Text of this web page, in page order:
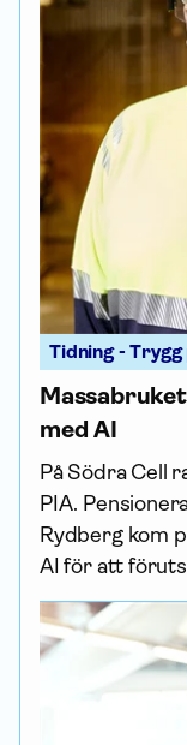
Tidning -
med AI
På Södra Cell
PIA.
Rydberg kom
AI för att